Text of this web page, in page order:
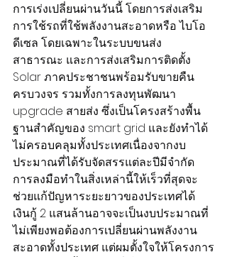
การเร่งเปลี่ยนผ่านวันนี้ โดยการส่งเสริม
การใช้รถที่ใช้พลังงานสะอาดหรือ ไบโอ
ดีเซล โดยเฉพาะในระบบขนส่ง
สาธารณะ และการส่งเสริมการติดตั้ง
Solar ภาคประชาชนพร้อมรับขายคืน
ครบวงจร รวมทั้งการลงทุนพัฒนา
upgrade สายส่ง ซึ่งเป็นโครงสร้างพื้น
ฐานสำคัญของ smart grid และยังทำได้
ไม่ครอบคลุมทั้งประเทศเนื่องจากงบ
ประมาณที่ได้รับจัดสรรแต่ละปีมีจำกัด
การลงมือทำในสิ่งเหล่านี้ให้เร็วที่สุดจะ
ช่วยแก้ปัญหาระยะยาวของประเทศได้
เงินกู้ 2 แสนล้านอาจจะเป็นงบประมาณที่
ไม่เพียงพอต้องการเปลี่ยนผ่านพลังงาน
สะอาดทั้งประเทศ แต่ผมตั้งใจให้โครงการ